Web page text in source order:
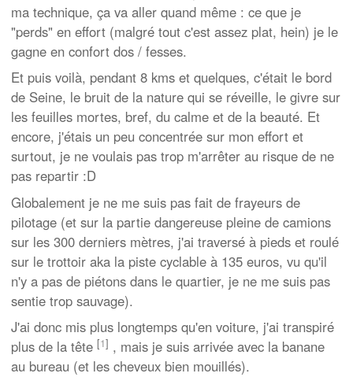
ma technique, ça va aller quand même : ce que je
"perds" en effort (malgré tout c'est assez plat, hein) je le
gagne en confort dos / fesses.
Et puis voilà, pendant 8 kms et quelques, c'était le bord
de Seine, le bruit de la nature qui se réveille, le givre sur
les feuilles mortes, bref, du calme et de la beauté. Et
encore, j'étais un peu concentrée sur mon effort et
surtout, je ne voulais pas trop m'arrêter au risque de ne
pas repartir :D
Globalement je ne me suis pas fait de frayeurs de
pilotage (et sur la partie dangereuse pleine de camions
sur les 300 derniers mètres, j'ai traversé à pieds et roulé
sur le trottoir aka la piste cyclable à 135 euros, vu qu'il
n'y a pas de piétons dans le quartier, je ne me suis pas
sentie trop sauvage).
J'ai donc mis plus longtemps qu'en voiture, j'ai transpiré
plus de la tête [1] , mais je suis arrivée avec la banane
au bureau (et les cheveux bien mouillés).